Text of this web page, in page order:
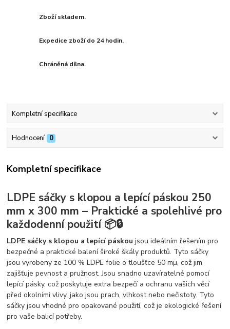
Zboží skladem.
Expedice zboží do 24 hodin.
Chráněná dílna.
Kompletní specifikace
Hodnocení 0
Kompletní specifikace
LDPE sáčky s klopou a lepící páskou 250
mm x 300 mm – Praktické a spolehlivé pro
každodenní použití 📦🔒
LDPE sáčky s klopou a lepící páskou jsou ideálním řešením pro
bezpečné a praktické balení široké škály produktů. Tyto sáčky
jsou vyrobeny ze 100 % LDPE folie o tloušťce 50 mµ, což jim
zajišťuje pevnost a pružnost. Jsou snadno uzavíratelné pomocí
lepící pásky, což poskytuje extra bezpečí a ochranu vašich věcí
před okolními vlivy, jako jsou prach, vlhkost nebo nečistoty. Tyto
sáčky jsou vhodné pro opakované použití, což je ekologické řešení
pro vaše balicí potřeby.